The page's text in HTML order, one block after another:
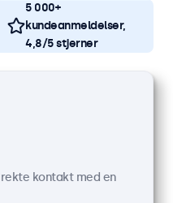
5 000+
kundeanmeldelser,
4,8/5 stjerner
kontakt med en